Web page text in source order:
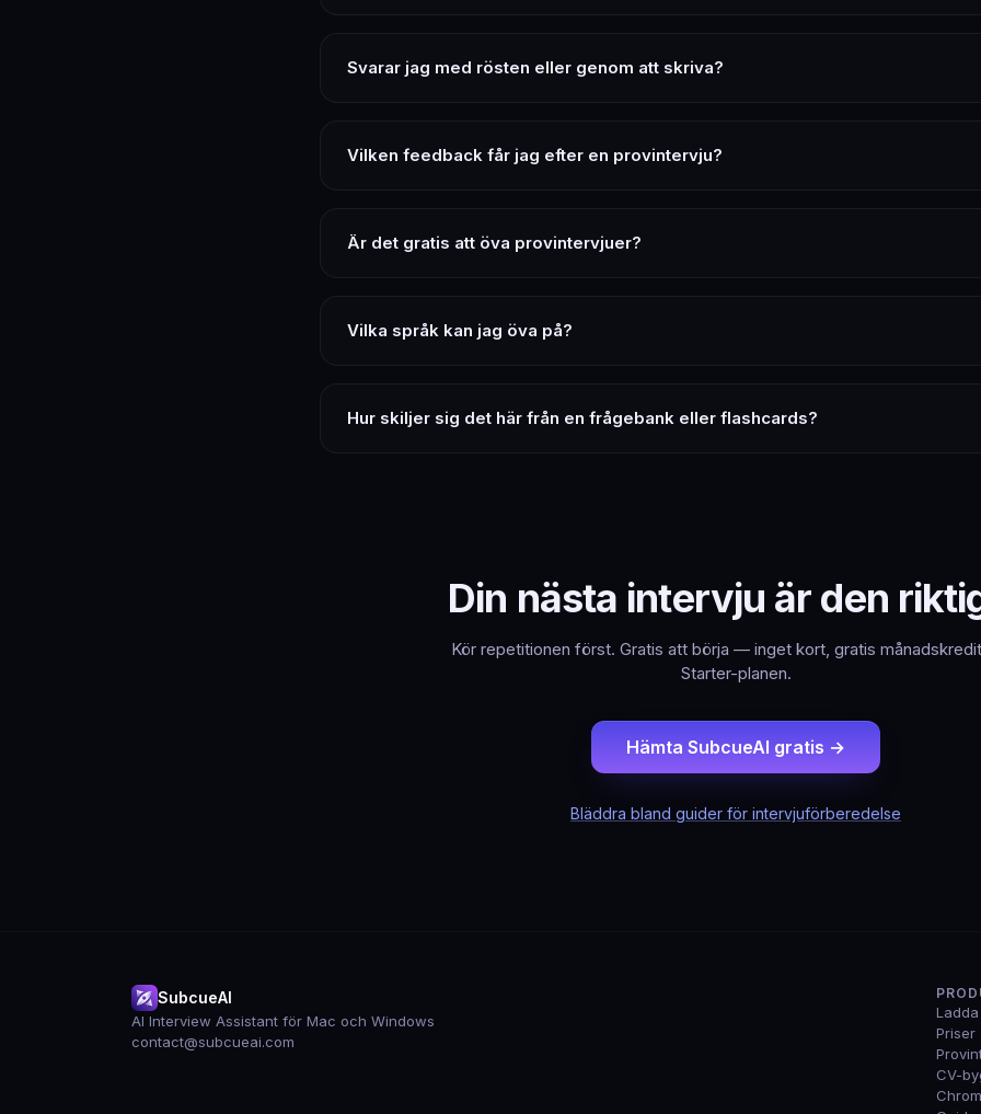
Svarar jag med rösten eller genom att skriva?
Vilken feedback får jag efter en provintervju?
Är det gratis att öva provintervjuer?
Vilka språk kan jag öva på?
Hur skiljer sig det här från en frågebank eller flashcards?
Din nästa intervju är den
Kör repetitionen först. Gratis att börja — inget kort, gratis
Starter-planen.
Hämta SubcueAI gratis →
Bläddra bland guider för intervjuförberedelse
SubcueAI
AI Interview Assistant för Mac och Windows
contact@subcueai.com
Priser
CV-